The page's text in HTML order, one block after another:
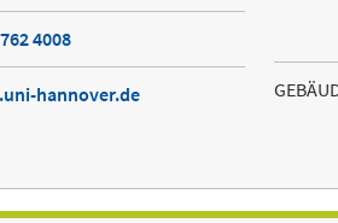
4008
hannover.de